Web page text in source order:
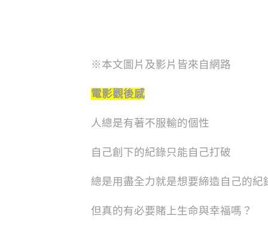
※本文圖片及影片皆來自網路
電影觀後感
人總是有著不服輸的個性
自己創下的紀錄只能自己打破
總是用盡全力就是想要締造自己的紀
但真的有必要賭上生命與幸福嗎？